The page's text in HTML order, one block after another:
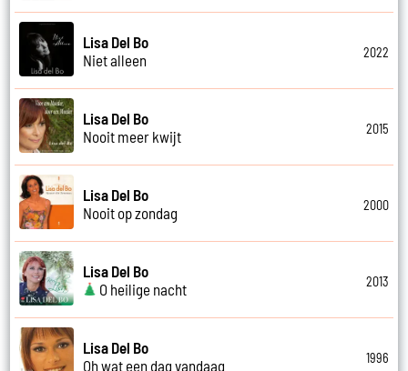
Lisa Del Bo
Niet alleen
2022
Lisa Del Bo
Nooit meer kwijt
2015
Lisa Del Bo
Nooit op zondag
2000
Lisa Del Bo
O heilige nacht
2013
Lisa Del Bo
Oh wat een dag vandaag
1996